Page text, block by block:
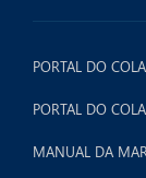
PORTAL DO
PORTAL DO
MANUAL DA